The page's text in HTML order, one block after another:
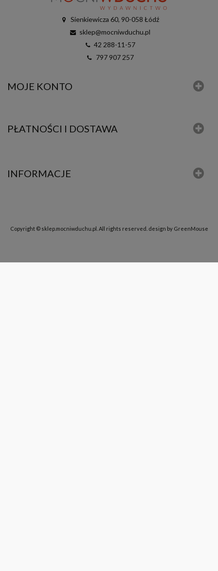
Sienkiewicza 60, 90-058 Łódź
sklep@mocniwduchu.pl
42 288-11-57
797 907 257
MOJE KONTO
PŁATNOŚCI I DOSTAWA
INFORMACJE
Copyright © sklep.mocniwduchu.pl. All rights reserved. design by GreenMouse